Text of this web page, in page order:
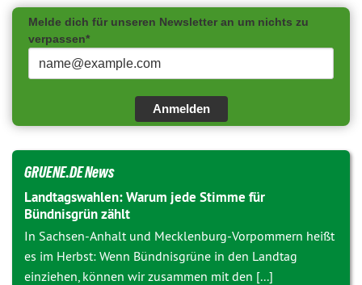
Melde dich für unseren Newsletter an um nichts zu
verpassen*
Anmelden
GRUENE.DE News
Landtagswahlen: Warum jede Stimme für
Bündnisgrün zählt
In Sachsen-Anhalt und Mecklenburg-Vorpommern heißt
es im Herbst: Wenn Bündnisgrüne in den Landtag
einziehen, können wir zusammen mit den [...]